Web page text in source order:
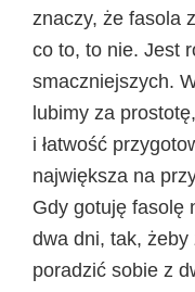
znaczy, że fasola
co to, to nie. Jest
smaczniejszych.
lubimy za
i łatwość
największa na
Gdy gotuję fasolę
dwa dni, tak,
poradzić sobie z